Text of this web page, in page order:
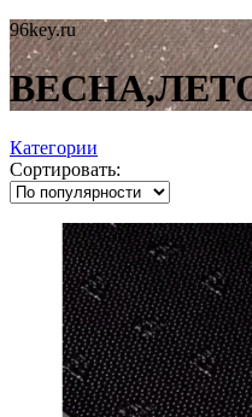
96key.ru
ВЕСНА,ЛЕТО
Категории
Сортировать: